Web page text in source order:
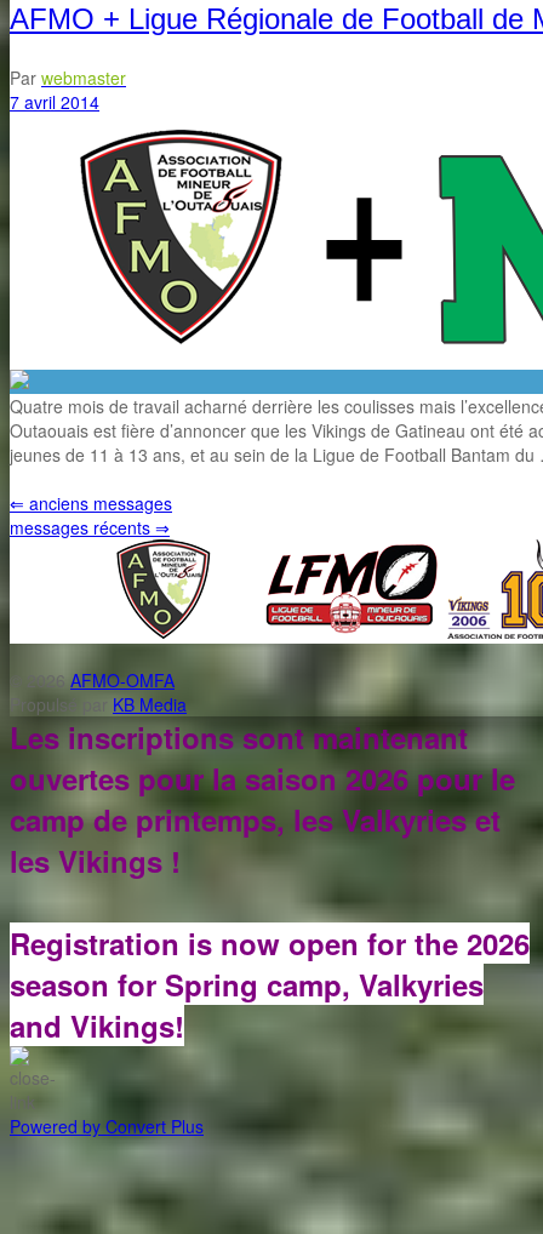
AFMO + Ligue Régionale de Football de
Par webmaster
7 avril 2014
Quatre mois de travail acharné derrière les coulisses mais
Outaouais est fière d’annoncer que les Vikings de Gatineau ont
jeunes de 11 à 13 ans, et au sein de la Ligue de Football Bantam
⇐ anciens messages
messages récents ⇒
© 2026 AFMO-OMFA
Propulsé par KB Media
Les inscriptions sont maintenant
ouvertes pour la saison 2026 pour le
camp de printemps, les Valkyries et
les Vikings !
Registration is now open for the 2026
season for Spring camp, Valkyries
and Vikings!
Powered by Convert Plus